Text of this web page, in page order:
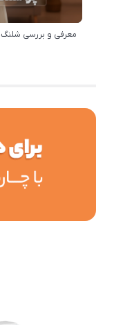
معرفی و بررسی شلنگ